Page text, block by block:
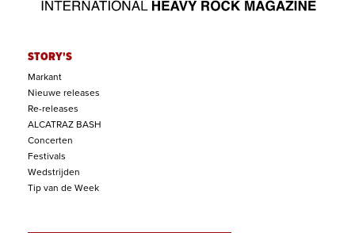
STORY'S
Markant
Nieuwe releases
Re-releases
ALCATRAZ BASH
Concerten
Festivals
Wedstrijden
Tip van de Week